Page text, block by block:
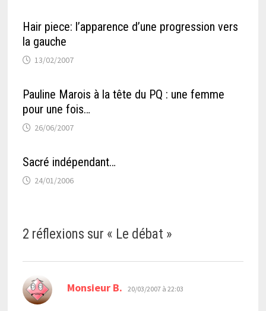
Hair piece: l’apparence d’une progression vers
la gauche
13/02/2007
Pauline Marois à la tête du PQ : une femme
pour une fois…
26/06/2007
Sacré indépendant…
24/01/2006
2 réflexions sur « Le débat »
Monsieur B. dit :
20/03/2007 à 22:03